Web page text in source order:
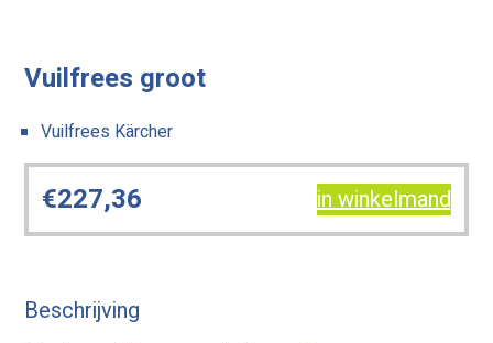
Vuilfrees groot
Vuilfrees Kärcher
€227,36 in winkelmand
Beschrijving